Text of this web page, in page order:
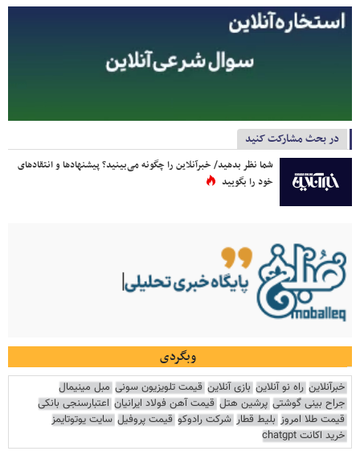
در بحث مشارکت کنید
شما نظر بدهید/ خبرآنلاین را چگونه می‌بینید؟ پیشنهادها و انتقادهای
خود را بگویید
وبگردی
خبرآنلاین راه نو آنلاین بازی آنلاین قیمت تلویزیون سونی مبل مینیمال
جراح بینی گوشتی پرشین هتل قیمت آهن فولاد ایرانیان اعتبارسنجی بانکی
قیمت طلا امروز بلیط قطار شرکت رادوکو قیمت پروفیل سایت یوتوتایمز
خرید اکانت chatgpt